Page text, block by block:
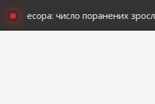
агресора: число поранених